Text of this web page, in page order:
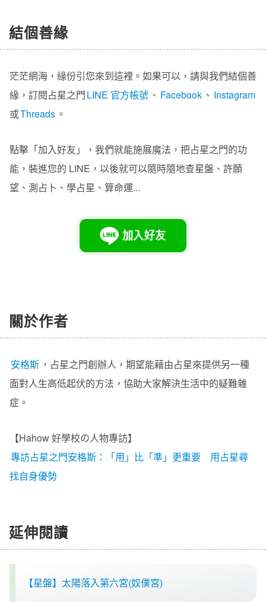
結個善緣
茫茫網海，緣份引您來到這裡。如果可以，請與我們結個善
緣，訂閱占星之門LINE 官方帳號 、 Facebook 、 Instagram
或Threads 。
點擊「加入好友」，我們就能施展魔法，把占星之門的功
能，裝進您的 LINE，以後就可以隨時隨地查星盤、許願
望、測占卜、學占星、算命運...
關於作者
安格斯 ， 占星之門創辦人 ，期望能藉由占星來提供另一種
面對人生高低起伏的方法，協助大家解決生活中的疑難雜
症。
【Hahow 好學校の人物專訪】
專訪占星之門安格斯：「用」比「準」更重要 用占星尋
找自身優勢
延伸閱讀
【星盤】太陽落入第六宮(奴僕宮)